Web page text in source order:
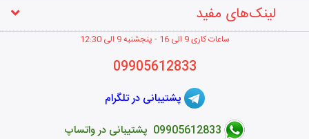
لینک‌های مفید
ساعات کاری 9 الی 16 - پنجشنبه 9 الی 12 :30
09905612833
پشتیبانی در تلگرام
09905612833 پشتیبانی در واتساپ